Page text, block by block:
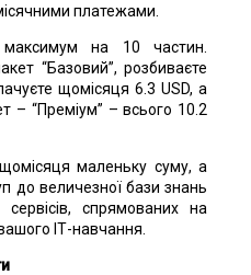
платежами.
на 10 частин.
“Базовий”, розбиваєте
щомісяця 6.3 USD, а
– “Преміум” – всього 10.2
маленьку суму, а
до величезної бази знань
спрямованих на
ІТ-навчання.